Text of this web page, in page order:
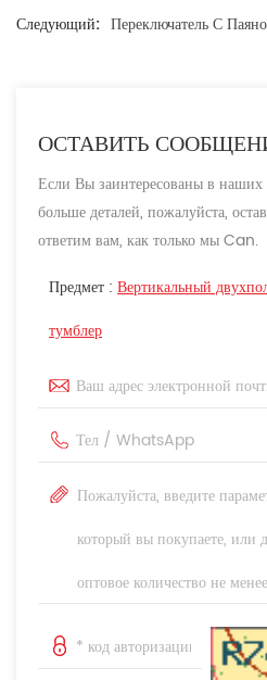
Следующий: Переключатель С
ОСТАВИТЬ
Если Вы заинтересованы в наших
больше деталей, пожалуйста,
ответим вам, как только мы Can.
Предмет : Вертикальный
тумблер